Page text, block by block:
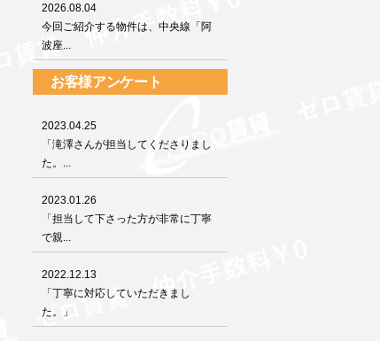
2026.08.04
今回ご紹介する物件は、中央線「阿
波座...
お客様アンケート
2023.04.25
「滝澤さんが担当してくださりまし
た。...
2023.01.26
「担当して下さった方が非常に丁寧
で親...
2022.12.13
「丁寧に対応していただきまし
た。」